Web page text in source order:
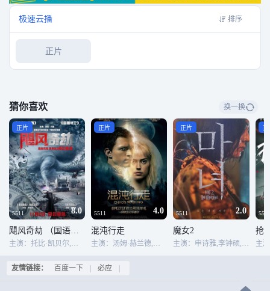
极速云播 排序
正片
猜你喜欢 换一换
5511 8.0
正片
飓风奇劫 （国语版）
主演：托比·凯贝尔,玛姬·格蕾斯,瑞恩·柯万腾,拉尔夫·伊内森,梅丽莎·博洛纳
5511 4.0
正片
混沌行走
主演：汤姆·赫兰德,黛西·雷德利,德米安·比齐尔,大卫·奥伊罗,科特·萨特,辛西娅·艾莉佛,贝瑟妮·安妮·林德,麦斯·米科尔森,尼克·乔纳斯,雷·迈克金农,文森特·莱克莱尔,布兰·克洛卡雷尔,蒂龙·本斯金,弗兰克·方丹,帕特里克·加洛,玛丽莲·迪恩-罗比齐,朱利安·瑞钦斯,迈克尔·戴森,马克斯韦尔·麦卡比-洛克斯,迈克尔·亚穆什,布莱恩·亚历山大,奥妮克·阿德莉,克劳迪娅·贝索,奥斯卡·贾恩那达,塔拉·尼科迪莫,哈里森·奥斯特菲尔德
5511 2.0
正片
魔女2
主演：申诗雅,李钟硕,赵敏修,金多美,朴恩斌,徐恩秀,晋久,成侑彬
5511
正
抢
友情链接： 百度一下 必应